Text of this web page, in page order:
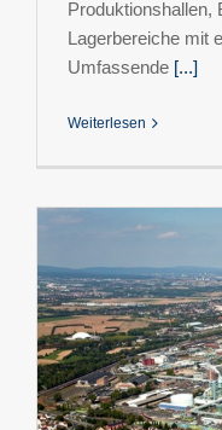
Produktionshallen,
Lagerbereiche mit
Umfassende [...]
Weiterlesen